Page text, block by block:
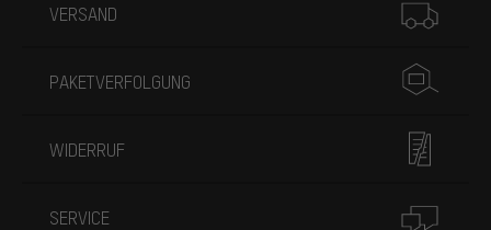
VERSAND
PAKETVERFOLGUNG
WIDERRUF
SERVICE